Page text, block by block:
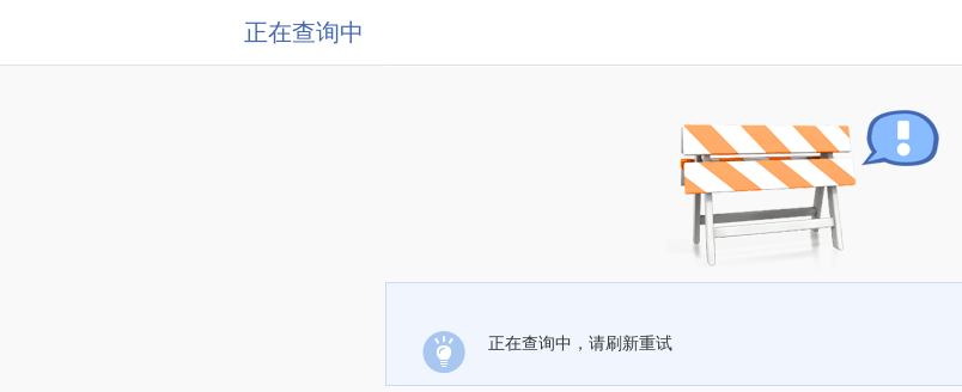
正在查询中
正在查询中，请刷新重试